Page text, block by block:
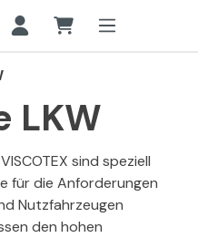
LKW
sind speziell
für die Anforderungen
Nutzfahrzeugen
den hohen